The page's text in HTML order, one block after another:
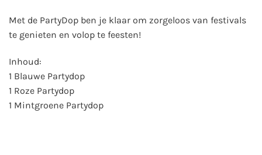
Met de PartyDop ben je klaar om zorgeloos van festivals
te genieten en volop te feesten!
Inhoud:
1 Blauwe Partydop
1 Roze Partydop
1 Mintgroene Partydop